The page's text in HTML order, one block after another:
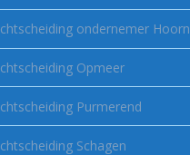
ondernemer Hoorn
Opmeer
Purmerend
Schagen